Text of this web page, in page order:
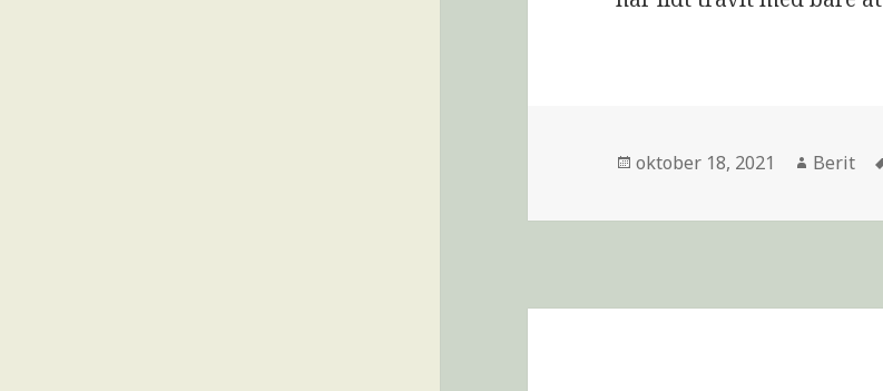
oktober 18, 2021 Berit